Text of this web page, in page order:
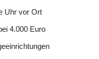
Uhr vor Ort
4.000 Euro